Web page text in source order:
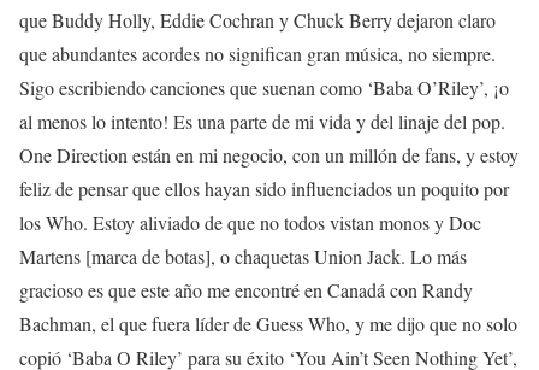
que Buddy Holly, Eddie Cochran y Chuck Berry dejaron claro
que abundantes acordes no significan gran música, no siempre.
Sigo escribiendo canciones que suenan como ‘Baba O’Riley’, ¡o
al menos lo intento! Es una parte de mi vida y del linaje del pop.
One Direction están en mi negocio, con un millón de fans, y estoy
feliz de pensar que ellos hayan sido influenciados un poquito por
los Who. Estoy aliviado de que no todos vistan monos y Doc
Martens [marca de botas], o chaquetas Union Jack. Lo más
gracioso es que este año me encontré en Canadá con Randy
Bachman, el que fuera líder de Guess Who, y me dijo que no solo
copió ‘Baba O Riley’ para su éxito ‘You Ain’t Seen Nothing Yet’,